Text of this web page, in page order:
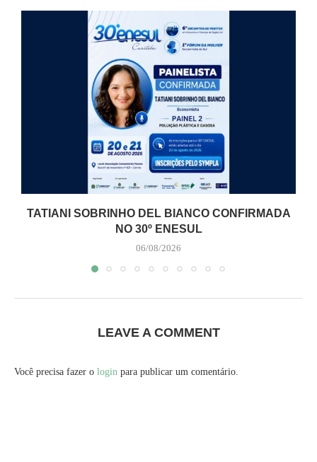
TATIANI SOBRINHO DEL BIANCO CONFIRMADA
NO 30º ENESUL
06/08/2026
LEAVE A COMMENT
Você precisa fazer o login para publicar um comentário.